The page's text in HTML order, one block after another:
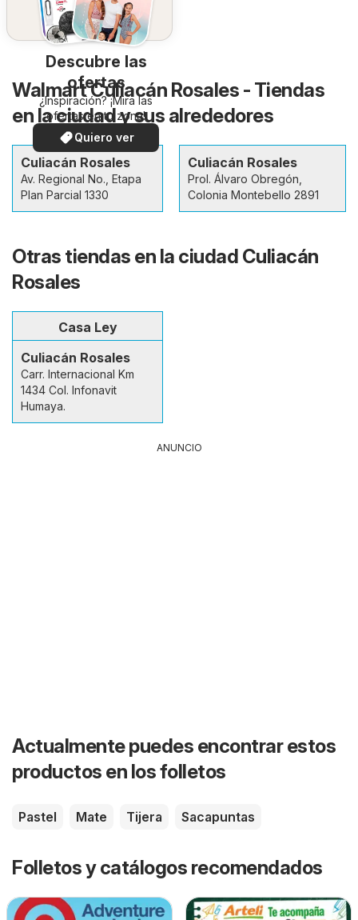
Descubre las
ofertas
¿Inspiración? ¡Mira las
ofertas en tu zona!
Quiero ver
Walmart Culiacán Rosales - Tiendas
en la ciudad y sus alrededores
Culiacán Rosales
Av. Regional No., Etapa
Plan Parcial 1330
Culiacán Rosales
Prol. Álvaro Obregón,
Colonia Montebello 2891
Otras tiendas en la ciudad Culiacán
Rosales
Casa Ley
Culiacán Rosales
Carr. Internacional Km
1434 Col. Infonavit
Humaya.
ANUNCIO
Actualmente puedes encontrar estos
productos en los folletos
Pastel Mate Tijera Sacapuntas
Folletos y catálogos recomendados